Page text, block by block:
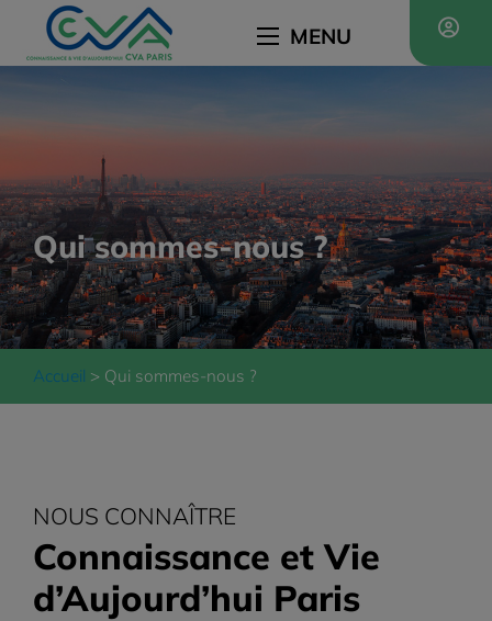
MENU
Qui sommes-nous ?
Accueil Qui sommes-nous ?
NOUS CONNAÎTRE
Connaissance et Vie
d’Aujourd’hui Paris